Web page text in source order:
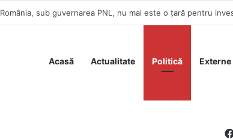
de avere a partenerei sale
Acasă Actualitate Politică Externe